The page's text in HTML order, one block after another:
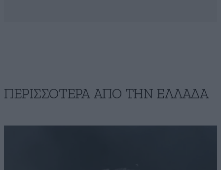
ΠΕΡΙΣΣΟΤΕΡΑ ΑΠΟ ΤΗΝ ΕΛΛΑΔΑ